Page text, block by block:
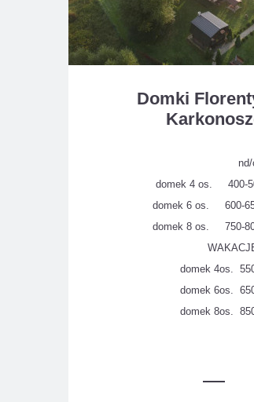
Domki
nd/czw
domek 4 os. 400-
domek 6 os. 600-
domek 8 os. 750-
WAKACJE
domek 4os. 550
domek 6os. 650
domek 8os. 850